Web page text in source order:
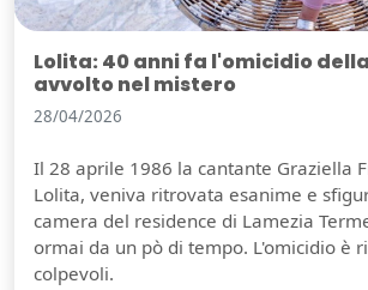
Lolita: 40 anni fa l'omicidio
avvolto nel mistero
28/04/2026
Il 28 aprile 1986 la cantante Graziella
Lolita, veniva ritrovata esanime e
camera del residence di Lamezia
ormai da un pò di tempo. L'omicidio è
colpevoli.